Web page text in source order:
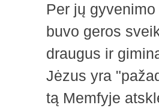
Per jų
buvo geros
draugus ir
Jėzus yra
tą Memfyje